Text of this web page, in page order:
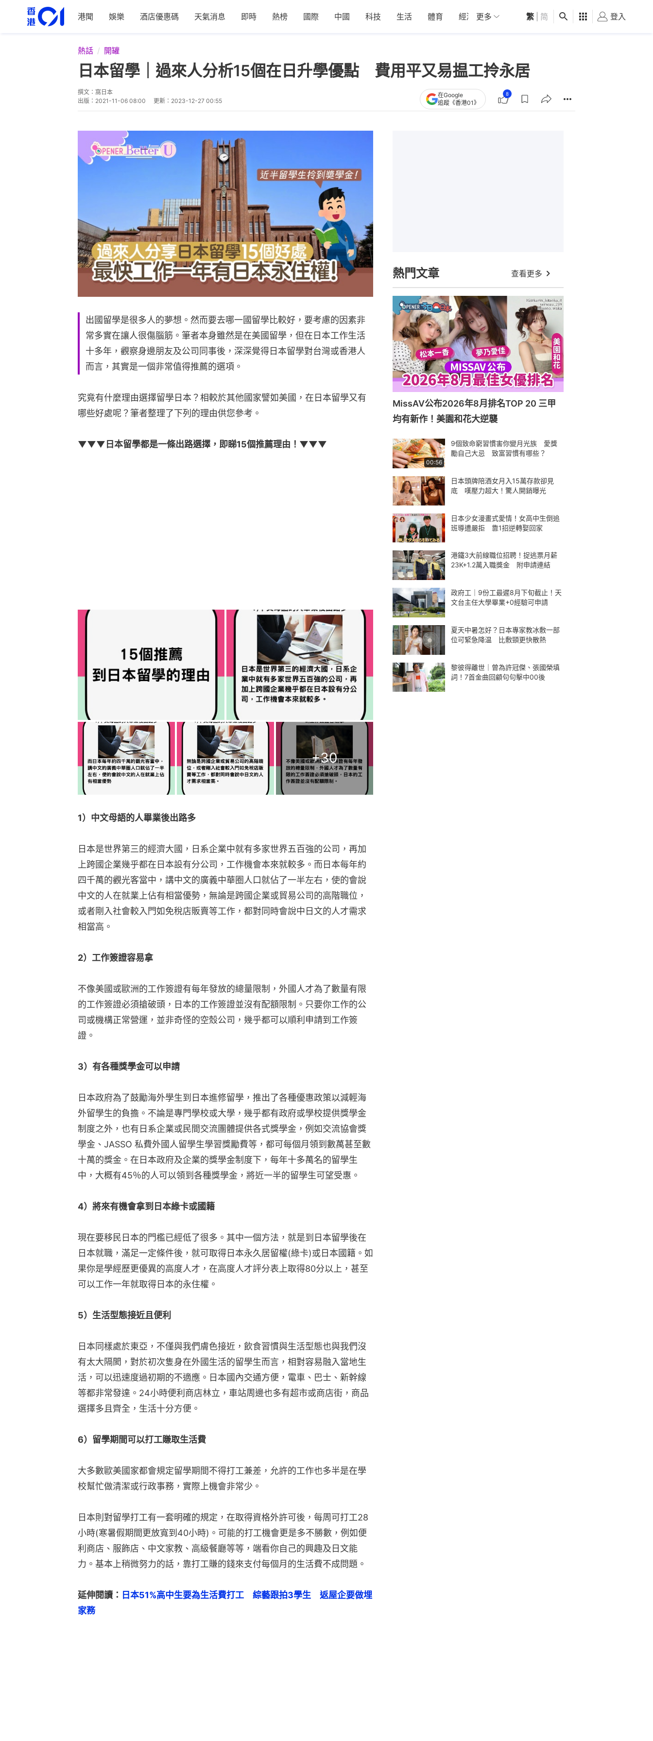
港聞 娛樂 酒店優惠碼 天氣消息 即時 熱榜 國際 中國 科技 生活 體育 經濟 01深圳 觀點 健康 好食玩飛
更多 繁 简 登入
熱話 開罐
日本留學｜過來人分析15個在日升學優點 費用平又易揾工拎永居
撰文： 窩日本
出版： 2021-11-06 08:00 更新： 2023-12-27 00:55
在Google
追蹤《香港01》
8
出國留學是很多人的夢想。然而要去哪一國留學比較好，要考慮的因素非
常多實在讓人很傷腦筋。筆者本身雖然是在美國留學，但在日本工作生活
十多年，觀察身邊朋友及公司同事後，深深覺得日本留學對台灣或香港人
而言，其實是一個非常值得推薦的選項。
究竟有什麼理由選擇留學日本？相較於其他國家譬如美國，在日本留學又有
哪些好處呢？筆者整理了下列的理由供您參考。
▼▼▼日本留學都是一條出路選擇，即睇15個推薦理由！▼▼▼
+30
1）中文母語的人畢業後出路多
日本是世界第三的經濟大國，日系企業中就有多家世界五百強的公司，再加
上跨國企業幾乎都在日本設有分公司，工作機會本來就較多。而日本每年約
四千萬的觀光客當中，講中文的廣義中華圈人口就佔了一半左右，使的會說
中文的人在就業上佔有相當優勢，無論是跨國企業或貿易公司的高階職位，
或者剛入社會較入門如免稅店販賣等工作，都對同時會說中日文的人才需求
相當高。
2）工作簽證容易拿
不像美國或歐洲的工作簽證有每年發放的總量限制，外國人才為了數量有限
的工作簽證必須搶破頭，日本的工作簽證並沒有配額限制。只要你工作的公
司或機構正常營運，並非奇怪的空殼公司，幾乎都可以順利申請到工作簽
證。
3）有各種獎學金可以申請
日本政府為了鼓勵海外學生到日本進修留學，推出了各種優惠政策以減輕海
外留學生的負擔。不論是專門學校或大學，幾乎都有政府或學校提供獎學金
制度之外，也有日系企業或民間交流團體提供各式獎學金，例如交流協會獎
學金、JASSO 私費外國人留學生學習獎勵費等，都可每個月領到數萬甚至數
十萬的獎金。在日本政府及企業的獎學金制度下，每年十多萬名的留學生
中，大概有45％的人可以領到各種獎學金，將近一半的留學生可望受惠。
4）將來有機會拿到日本綠卡或國籍
現在要移民日本的門檻已經低了很多。其中一個方法，就是到日本留學後在
日本就職，滿足一定條件後，就可取得日本永久居留權(綠卡)或日本國籍。如
果你是學經歷更優異的高度人才，在高度人才評分表上取得80分以上，甚至
可以工作一年就取得日本的永住權。
5）生活型態接近且便利
日本同樣處於東亞，不僅與我們膚色接近，飲食習慣與生活型態也與我們沒
有太大隔閡，對於初次隻身在外國生活的留學生而言，相對容易融入當地生
活，可以迅速度過初期的不適應。日本國內交通方便，電車、巴士、新幹線
等都非常發達。24小時便利商店林立，車站周邊也多有超市或商店街，商品
選擇多且齊全，生活十分方便。
6）留學期間可以打工賺取生活費
大多數歐美國家都會規定留學期間不得打工兼差，允許的工作也多半是在學
校幫忙做清潔或行政事務，實際上機會非常少。
日本則對留學打工有一套明確的規定，在取得資格外許可後，每周可打工28
小時(寒暑假期間更放寬到40小時)。可能的打工機會更是多不勝數，例如便
利商店、服飾店、中文家教、高級餐廳等等，端看你自己的興趣及日文能
力。基本上稍微努力的話，靠打工賺的錢來支付每個月的生活費不成問題。
延伸閱讀： 日本51%高中生要為生活費打工　綜藝跟拍3學生　返屋企要做埋
家務
熱門文章 查看更多
MissAV公布2026年8月排名TOP 20 三甲
均有新作！美園和花大逆襲
00:56
9個致命窮習慣害你變月光族 愛獎
勵自己大忌 致富習慣有哪些？
日本頭牌陪酒女月入15萬存款卻見
底 嘆壓力超大！驚人開銷曝光
日本少女漫畫式愛情！女高中生倒追
班導遭嚴拒 靠1招逆轉娶回家
港鐵3大前線職位招聘！捉逃票月薪
23K+1.2萬入職獎金 附申請連結
政府工｜9份工最遲8月下旬截止！天
文台主任大學畢業+0經驗可申請
夏天中暑怎好？日本專家教冰敷一部
位可緊急降温 比敷頸更快散熱
黎彼得離世｜曾為許冠傑、張國榮填
詞！7首金曲回顧句句擊中00後